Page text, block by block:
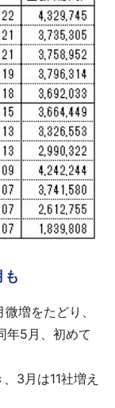
も
増をたどり、
年5月、初めて
3月は11社増え